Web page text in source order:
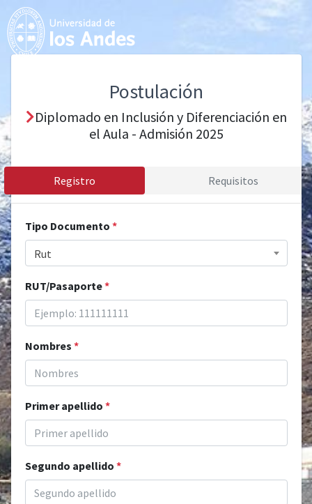
Postulación
Diplomado en Inclusión y Diferenciación en
el Aula - Admisión 2025
Registro Requisitos
Tipo Documento *
Rut
RUT/Pasaporte*
Nombres *
Primer apellido *
Segundo apellido *